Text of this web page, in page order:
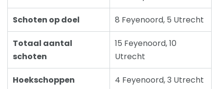
Schoten op doel 8 Feyenoord, 5 Utrecht
Totaal aantal
schoten
15 Feyenoord, 10
Utrecht
Hoekschoppen 4 Feyenoord, 3 Utrecht